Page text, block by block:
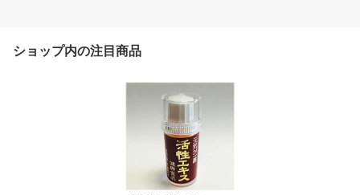
ショップ内の注目商品